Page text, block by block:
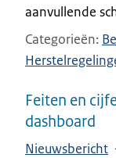
aanvullende
Categorieën
Feiten en
dashboard
Nieuwsbericht